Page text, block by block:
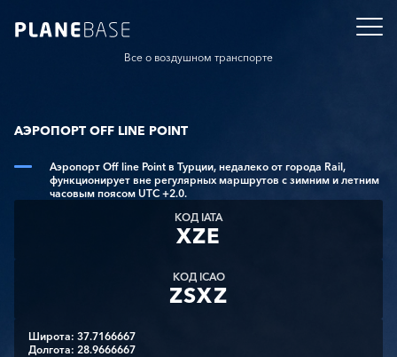
Все о воздушном транспорте
АЭРОПОРТ OFF LINE POINT
Аэропорт Off line Point в Турции, недалеко от города Rail,
функционирует вне регулярных маршрутов с зимним и летним
часовым поясом UTC +2.0.
КОД IATA
XZE
КОД ICAO
ZSXZ
Широта: 37.7166667
Долгота: 28.9666667